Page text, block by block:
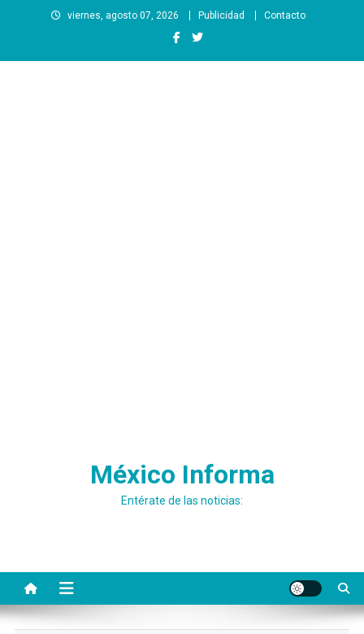
viernes, agosto 07, 2026 Publicidad Contacto
México Informa
Entérate de las noticias: